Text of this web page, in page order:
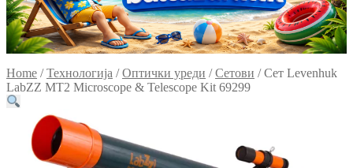
Home /Технологија /Оптички уреди /Сетови /Сет Levenhuk
LabZZ MT2 Microscope & Telescope Kit 69299